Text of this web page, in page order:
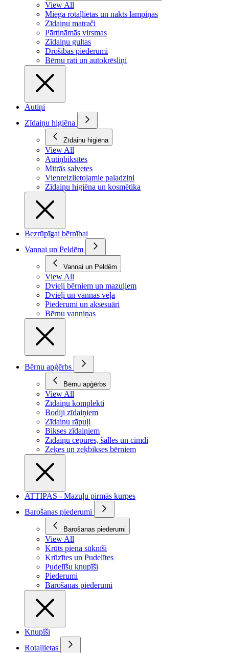
View All
Miega rotaļlietas un nakts lampiņas
Zīdaiņu matrači
Pārtināmās virsmas
Zīdaiņu gultas
Drošības piederumi
Bērnu rati un autokrēsliņi
Autiņi
Zīdaiņu higiēna
Zīdaiņu higiēna
View All
Autiņbiksītes
Mitrās salvetes
Vienreizlietojamie paladziņi
Zīdaiņu higiēna un kosmētika
Bezrūpīgai bērnībai
Vannai un Peldēm
Vannai un Peldēm
View All
Dvieļi bērniem un mazuļiem
Dvieļi un vannas veļa
Piederumi un aksesuāri
Bērnu vanniņas
Bērnu apģērbs
Bērnu apģērbs
View All
Zīdaiņu komplekti
Bodiji zīdaiņiem
Zīdaiņu rāpuļi
Bikses zīdaiņiem
Zīdaiņu cepures, šalles un cimdi
Zeķes un zeķbikses bērniem
ATTIPAS - Mazuļu pirmās kurpes
Barošanas piederumi
Barošanas piederumi
View All
Krūts piena sūknīši
Krūzītes un Pudelītes
Pudelīšu knupīši
Piederumi
Barošanas piederumi
Knupīši
Rotaļlietas